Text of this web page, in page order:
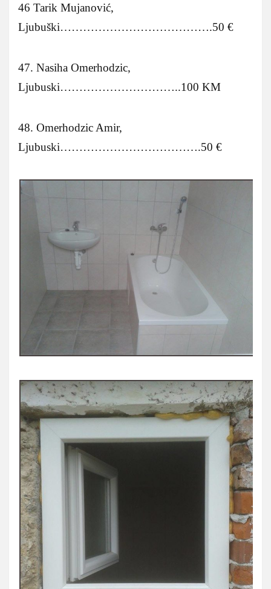
46 Tarik Mujanović,
Ljubuški………………………………….50 €
47. Nasiha Omerhodzic,
Ljubuski…………………………..100 KM
48. Omerhodzic Amir,
Ljubuski……………………………….50 €